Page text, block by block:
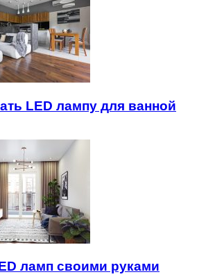
LED лампу для ванной
ламп своими руками